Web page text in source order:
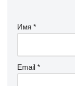
Имя *
Email *